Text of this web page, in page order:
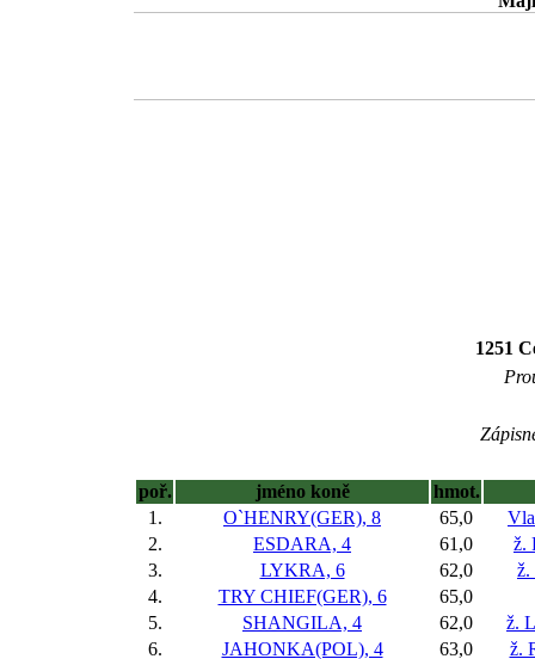
1251
poř. jméno koně
hmot.
1.
O`HENRY(GER), 8 65,0
2.
ESDARA, 4 61,0
ž.
3.
LYKRA, 6 62,0
ž.
4.
TRY CHIEF(GER), 6
65,0
5.
SHANGILA, 4 62,0
ž.
6.
JAHONKA(POL), 4 63,0
ž.